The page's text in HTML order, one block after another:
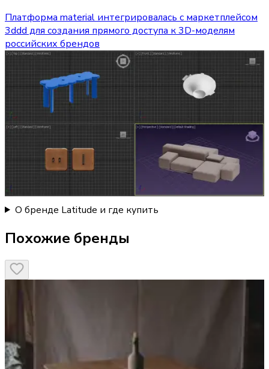
Платформа material интегрировалась с маркетплейсом
3ddd для создания прямого доступа к 3D-моделям
российских брендов
О бренде Latitude и где купить
Похожие бренды